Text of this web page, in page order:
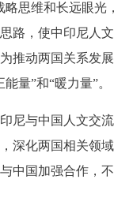
思维和长远眼光
路，使中印尼人
推动两国关系发
量”和“暖力量”。
与中国人文交流
深化两国相关领
中国加强合作，